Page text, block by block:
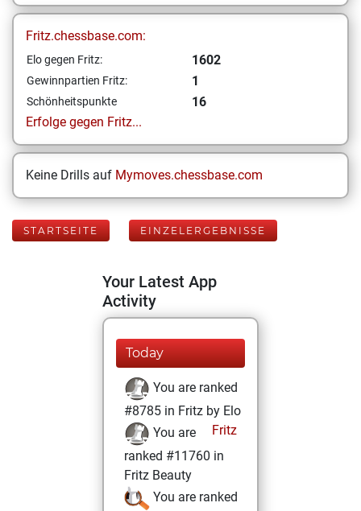
Fritz.chessbase.com:
Elo gegen Fritz: 1602
Gewinnpartien Fritz: 1
Schönheitspunkte
16
Erfolge gegen Fritz...
Keine Drills auf Mymoves.chessbase.com
STARTSEITE EINZELERGEBNISSE
Your Latest App
Activity
Today
You are ranked
#8785 in Fritz by Elo
Fritz
You are
ranked #11760 in
Fritz Beauty
You are ranked